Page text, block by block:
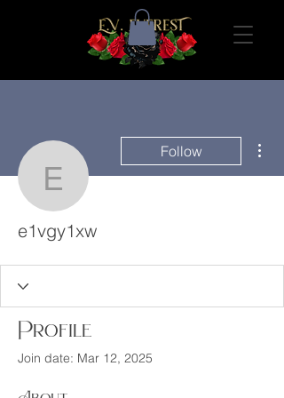
e1vgy1xw
Follow
e1vgy1xw
Profile
Join date: Mar 12, 2025